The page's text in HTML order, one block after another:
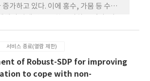
으로 분석되었다.
가하고 있다. 이에 홍수, 가뭄 등 수자원
공급에 가장 큰 영향을 미치는 재해이다.
의 가뭄피해 사례를 보면 가뭄의 강도
증가하는 것을 확인할 수 있다. 따라서
수공급을 위한 수자원 확보 기술이 필요
. 수자원장기종합계획에서는 수자원에도
서비스 종료(열람 제한)
of Robust-SDP for improving
to cope with non-